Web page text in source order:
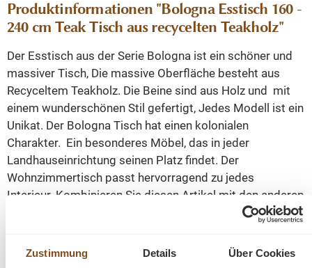
Zustimmung Details Über Cookies
Produktinformationen "Bologna Esstisch 160 -
240 cm Teak Tisch aus recycelten Teakholz"
Der Esstisch aus der Serie Bologna ist ein schöner und
massiver Tisch, Die massive Oberfläche besteht aus
Recyceltem Teakholz. Die Beine sind aus Holz und mit
einem wunderschönen Stil gefertigt, Jedes Modell ist ein
Unikat. Der Bologna Tisch hat einen kolonialen
Charakter. Ein besonderes Möbel, das in jeder
Landhauseinrichtung seinen Platz findet. Der
Wohnzimmertisch passt hervorragend zu jedes
Interieur. Kombinieren Sie diesen Artikel mit den anderen
Dieser Tisch kann in verschiedenen Abmessungen